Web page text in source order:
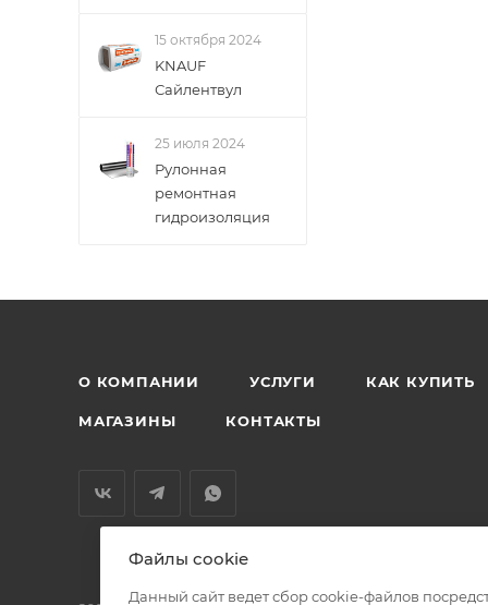
15 октября 2024
KNAUF
Сайлентвул
25 июля 2024
Рулонная
ремонтная
гидроизоляция
О КОМПАНИИ УСЛУГИ КАК КУПИТЬ
МАГАЗИНЫ КОНТАКТЫ
Файлы cookie
Данный сайт ведет сбор cookie-файлов